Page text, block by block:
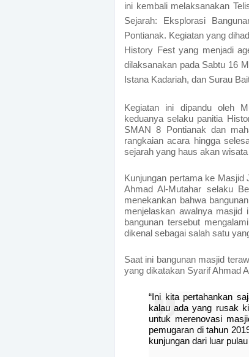
ini kembali melaksanakan
Sejarah: Eksplorasi
Pontianak. Kegiatan yang
History Fest yang menjadi
dilaksanakan pada Sabtu 16
Istana Kadariah, dan Surau
Kegiatan ini dipandu oleh
keduanya selaku panitia
SMAN 8 Pontianak dan
rangkaian acara hingga
sejarah yang haus akan
Kunjungan pertama ke Masjid
Ahmad Al-Mutahar selaku
menekankan bahwa
menjelaskan awalnya masjid
bangunan tersebut
dikenal sebagai salah satu
Saat ini bangunan masjid
yang dikatakan Syarif Ahmad
“Ini kita pertahankan
kalau ada yang rusak
untuk merenovasi
pemugaran di tahun
kunjungan dari luar